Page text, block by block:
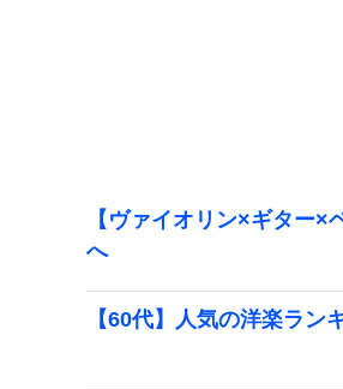
【ヴァイオリン×ギター
へ
【60代】人気の洋楽ラン